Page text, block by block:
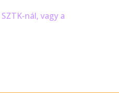
nál, vagy a